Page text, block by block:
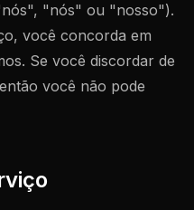
"nós" ou "nosso").
você concorda em
Se você discordar de
você não pode